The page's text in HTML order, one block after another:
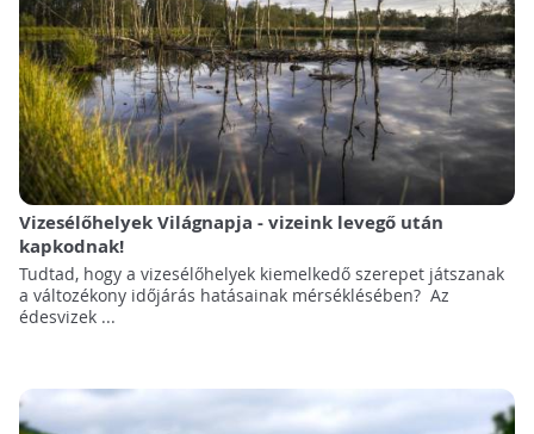
Vizesélőhelyek Világnapja - vizeink levegő után
kapkodnak!
Tudtad, hogy a vizesélőhelyek kiemelkedő szerepet játszanak
a változékony időjárás hatásainak mérséklésében? Az
édesvizek ...